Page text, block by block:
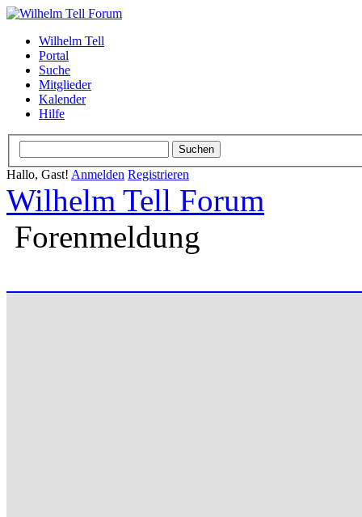
Wilhelm Tell
Portal
Suche
Mitglieder
Kalender
Hilfe
Hallo, Gast! Anmelden Registrieren
Wilhelm Tell Forum
Forenmeldung